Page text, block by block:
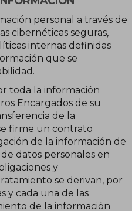
personal a través de
cibernéticas seguras,
internas definidas
que se
toda la información
Encargados de su
de la
firme un contrato
de la información de
datos personales en
y
se derivan, por
y cada una de las
de la información